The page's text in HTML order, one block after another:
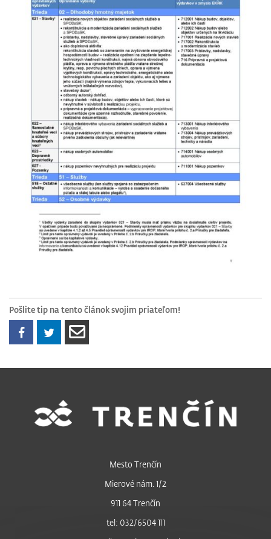
Pošlite tip na tento článok svojim priateľom!
Mesto Trenčín
Mierové nám. 1/2
911 64 Trenčín
tel: 032/6504 111